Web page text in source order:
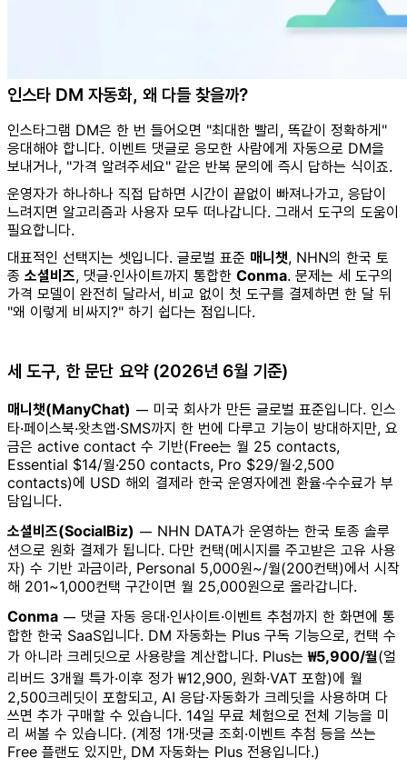
인스타 DM 자동화, 왜 다들 찾을까?
인스타그램 DM은 한 번 들어오면 "최대한 빨리, 똑같이 정확하게"
응대해야 합니다. 이벤트 댓글로 응모한 사람에게 자동으로 DM을
보내거나, "가격 알려주세요" 같은 반복 문의에 즉시 답하는 식이죠.
운영자가 하나하나 직접 답하면 시간이 끝없이 빠져나가고, 응답이
느려지면 알고리즘과 사용자 모두 떠나갑니다. 그래서 도구의 도움이
필요합니다.
대표적인 선택지는 셋입니다. 글로벌 표준 매니챗, NHN의 한국 토
종 소셜비즈, 댓글·인사이트까지 통합한 Conma. 문제는 세 도구의
가격 모델이 완전히 달라서, 비교 없이 첫 도구를 결제하면 한 달 뒤
"왜 이렇게 비싸지?" 하기 쉽다는 점입니다.
세 도구, 한 문단 요약 (2026년 6월 기준)
매니챗(ManyChat) — 미국 회사가 만든 글로벌 표준입니다. 인스
타·페이스북·왓츠앱·SMS까지 한 번에 다루고 기능이 방대하지만, 요
금은 active contact 수 기반(Free는 월 25 contacts,
Essential $14/월·250 contacts, Pro $29/월·2,500
contacts)에 USD 해외 결제라 한국 운영자에겐 환율·수수료가 부
담입니다.
소셜비즈(SocialBiz) — NHN DATA가 운영하는 한국 토종 솔루
션으로 원화 결제가 됩니다. 다만 컨택(메시지를 주고받은 고유 사용
자) 수 기반 과금이라, Personal 5,000원~/월(200컨택)에서 시작
해 201~1,000컨택 구간이면 월 25,000원으로 올라갑니다.
Conma — 댓글 자동 응대·인사이트·이벤트 추첨까지 한 화면에 통
합한 한국 SaaS입니다. DM 자동화는 Plus 구독 기능으로, 컨택 수
가 아니라 크레딧으로 사용량을 계산합니다. Plus는₩5,900/월(얼
리버드 3개월 특가·이후 정가 ₩12,900, 원화·VAT 포함)에 월
2,500크레딧이 포함되고, AI 응답·자동화가 크레딧을 사용하며 다
쓰면 추가 구매할 수 있습니다. 14일 무료 체험으로 전체 기능을 미
리 써볼 수 있습니다. (계정 1개·댓글 조회·이벤트 추첨 등을 쓰는
Free 플랜도 있지만, DM 자동화는 Plus 전용입니다.)